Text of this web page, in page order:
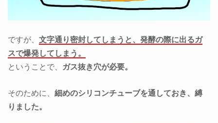
ですが、文字通り密封してしまうと、発酵の際に出るガ
スで爆発してしまう。
ということで、 ガス抜き穴が必要。
そのために、細めのシリコンチューブを通しておき、縛
りました。